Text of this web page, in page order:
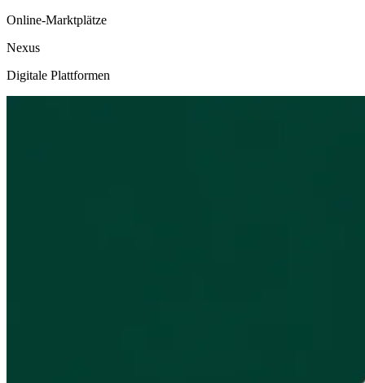
Online-Marktplätze
Nexus
Digitale Plattformen